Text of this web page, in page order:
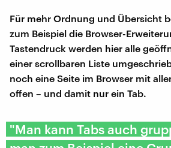
Für mehr Ordnung und Übersicht
zum Beispiel die Browser-
Tastendruck werden hier alle
einer scrollbaren Liste
noch eine Seite im Browser mit
offen – und damit nur ein Tab.
"Man kann Tabs auch